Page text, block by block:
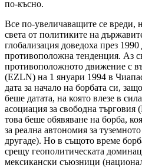
по-късно.
Все по-увеличаващите се вреди,
света от политиките на
глобализация доведоха през
противоположна тенденция. Аз
противоположното движение с
(EZLN) на 1 януари 1994 в
дата за начало на борбата си,
беше датата, на която влезе в
асоциация за свободна
това беше обявяване на борба,
за реална автономия за
другаде). Но в същото време
срещу геополитическата
мексикански съюзници